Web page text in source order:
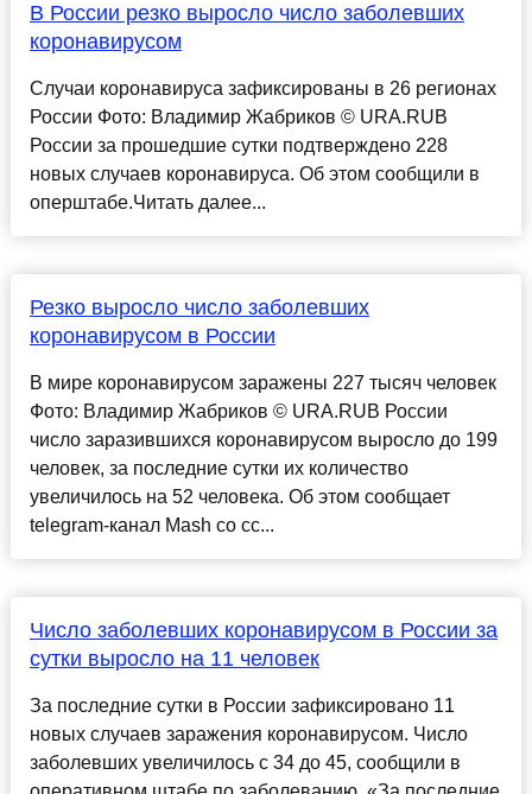
В России резко выросло число заболевших
коронавирусом
Случаи коронавируса зафиксированы в 26 регионах
России Фото: Владимир Жабриков © URA.RUВ
России за прошедшие сутки подтверждено 228
новых случаев коронавируса. Об этом сообщили в
оперштабе.Читать далее...
Резко выросло число заболевших
коронавирусом в России
В мире коронавирусом заражены 227 тысяч человек
Фото: Владимир Жабриков © URA.RUВ России
число заразившихся коронавирусом выросло до 199
человек, за последние сутки их количество
увеличилось на 52 человека. Об этом сообщает
telegram-канал Mash со сс...
Число заболевших коронавирусом в России за
сутки выросло на 11 человек
За последние сутки в России зафиксировано 11
новых случаев заражения коронавирусом. Число
заболевших увеличилось с 34 до 45, сообщили в